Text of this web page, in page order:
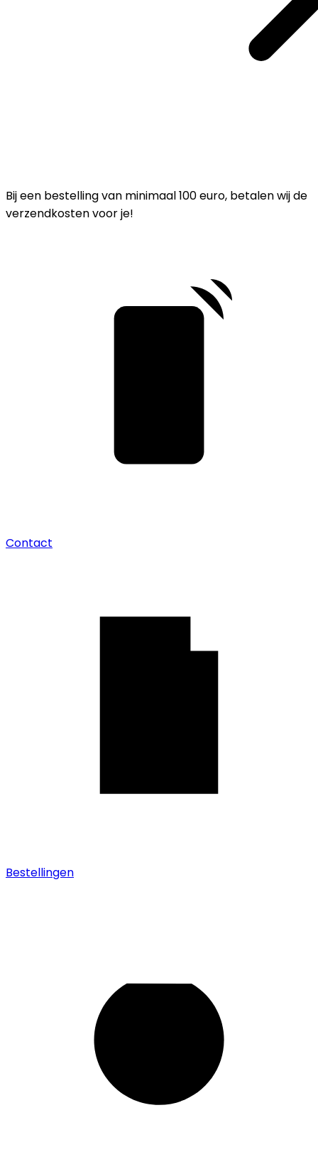
Bij een bestelling van minimaal 100 euro, betalen wij de
verzendkosten voor je!
Contact
Bestellingen